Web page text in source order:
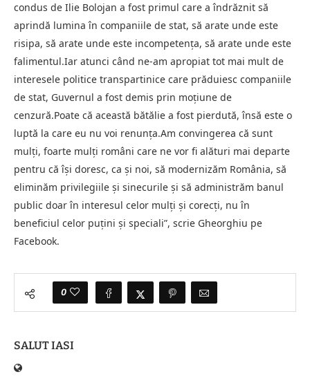
condus de Ilie Bolojan a fost primul care a îndrăznit să
aprindă lumina în companiile de stat, să arate unde este
risipa, să arate unde este incompetența, să arate unde este
falimentul.Iar atunci când ne-am apropiat tot mai mult de
interesele politice transpartinice care prăduiesc companiile
de stat, Guvernul a fost demis prin moțiune de
cenzură.Poate că această bătălie a fost pierdută, însă este o
luptă la care eu nu voi renunța.Am convingerea că sunt
mulți, foarte mulți români care ne vor fi alături mai departe
pentru că își doresc, ca și noi, să modernizăm România, să
eliminăm privilegiile și sinecurile și să administrăm banul
public doar în interesul celor mulți și corecți, nu în
beneficiul celor puțini și speciali”, scrie Gheorghiu pe
Facebook.
0
SALUT IASI